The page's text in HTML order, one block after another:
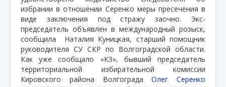
избрании в отношении Серенко меры пресечения в
виде заключения под стражу заочно. Экс-
председатель объявлен в международный розыск,
сообщила
Наталия Куницкая, старший помощник
руководителя СУ СКР по Волгоградской области.
Как уже сообщало «КЗ», бывший председатель
территориальной избирательной комиссии
Кировского района ВолгоградаОлег Серенко